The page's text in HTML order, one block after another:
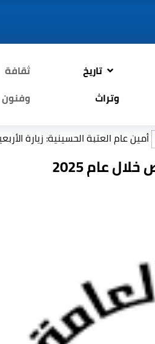
تاريخ
وتراث
ثقافة
وفنون
الحسينية: زيارة الأربعين تمثل